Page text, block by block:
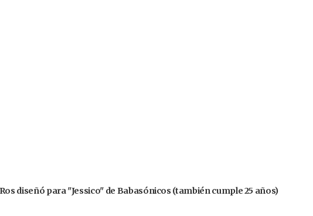
diseñó para "Jessico" de Babasónicos (también cumple 25 años)